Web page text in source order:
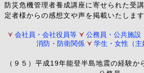
防災危機管理者養成講座に寄せられた受
定者様からの感想文や声を掲載いたします
会社員・会社役員等 公務員・公共施設
消防・防衛関係
学生・女性（主
（９５）平成19年能登半島地震の経験か